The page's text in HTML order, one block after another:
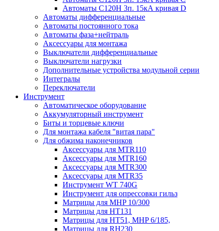
Автоматы С120Н 3п. 15кА кривая D
Автоматы дифференциальные
Автоматы постоянного тока
Автоматы фаза+нейтраль
Аксессуары для монтажа
Выключатели дифференциальные
Выключатели нагрузки
Дополнительные устройства модульной серии
Интегралы
Переключатели
Инструмент
Автоматическое оборудование
Аккумуляторный инструмент
Биты и торцевые ключи
Для монтажа кабеля "витая пара"
Для обжима наконечников
Аксессуары для MTR110
Аксессуары для MTR160
Аксессуары для MTR300
Аксессуары для MTR35
Инструмент WT 740G
Инструмент для опрессовки гильз
Матрицы для MHP 10/300
Матрицы для НТ131
Матрицы для НТ51, MHP 6/185,
Матрицы для RH230